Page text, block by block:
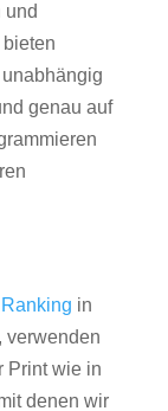
und
bieten
genau auf
in
verwenden
Print wie in
denen wir